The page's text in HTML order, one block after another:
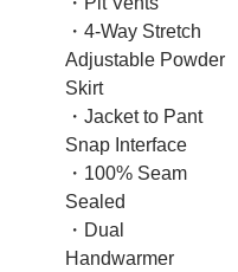
・4-Way Stretch
Adjustable Powder
Skirt
・Jacket to Pant
Snap Interface
・100% Seam
Sealed
・Dual
Handwarmer